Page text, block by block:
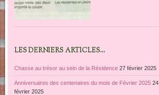
LES DERNIERS ARTICLES…
Chasse au trésor au sein de la Résidence 27 février 2025
Anniversaires des centenaires du mois de Février 2025 24
février 2025